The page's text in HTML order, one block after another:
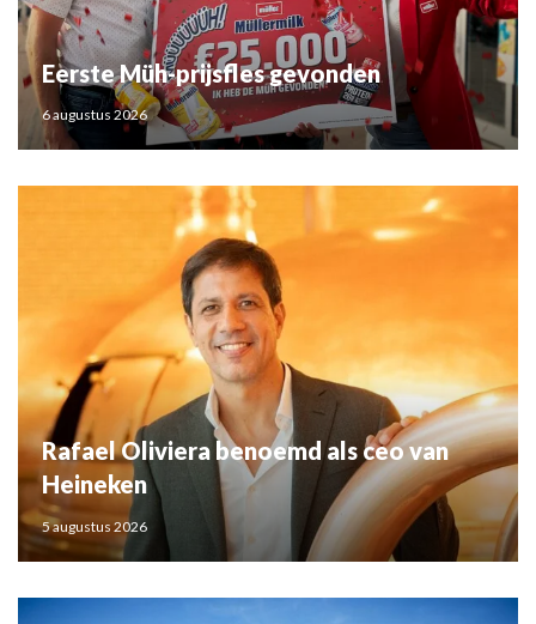
Eerste Müh-prijsfles gevonden
6 augustus 2026
Rafael Oliviera benoemd als ceo van
Heineken
5 augustus 2026